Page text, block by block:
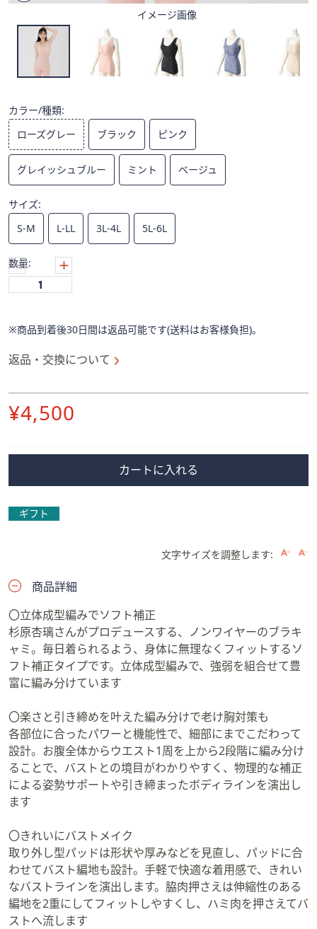
で
左
ス
イ
プ
閲
で
き
ま
す。
イメージ画像
カラー/種類:
ローズグレー
ブラック ピンク
グレイッシュブルー ミント ベージュ
サイズ:
S-M
L-LL 3L-4L 5L-6L
数量:
※商品到着後30日間は返品可能です(送料はお客様負担)。
返品・交換について
削
¥4,500
カートに入れる
ギフト
文字サイズを調整します:
商品詳細
〇立体成型編みでソフト補正
杉原杏璃さんがプロデュースする、ノンワイヤーのブラキ
ャミ。毎日着られるよう、身体に無理なくフィットするソ
フト補正タイプです。立体成型編みで、強弱を組合せて豊
富に編み分けています
〇楽さと引き締めを叶えた編み分けで老け胸対策も
各部位に合ったパワーと機能性で、細部にまでこだわって
設計。お腹全体からウエスト1周を上から2段階に編み分け
ることで、バストとの境目がわかりやすく、物理的な補正
による姿勢サポートや引き締まったボディラインを演出し
ます
〇きれいにバストメイク
取り外し型パッドは形状や厚みなどを見直し、パッドに合
わせてバスト編地も設計。手軽で快適な着用感で、きれい
なバストラインを演出します。脇肉押さえは伸縮性のある
編地を2重にしてフィットしやすくし、ハミ肉を押さえてバ
ストへ流します